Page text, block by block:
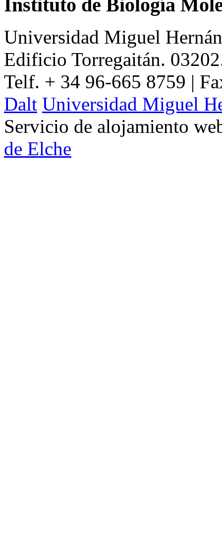
Instituto de Biología
Universidad Miguel
Edificio Torregaitán.
Telf. + 34 96-665 8759 |
Dalt Universidad Miguel
Servicio de alojamiento
de Elche